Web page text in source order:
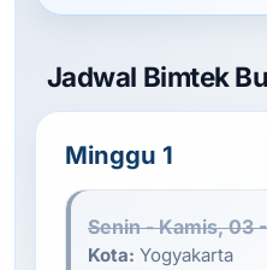
Jadwal Bimtek
Minggu 1
Senin - Kamis, 03
Kota: Yogyakarta